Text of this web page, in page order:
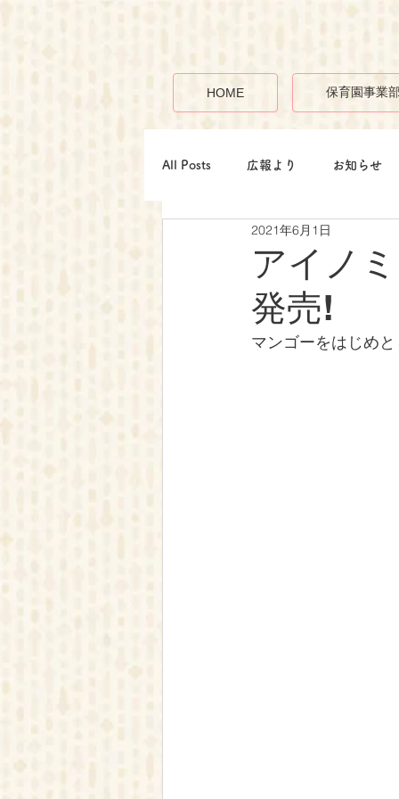
HOME 保育園事業
All Posts 広報より お知らせ
アイノ
発売!
2021年6月1日
マンゴーをはじめ